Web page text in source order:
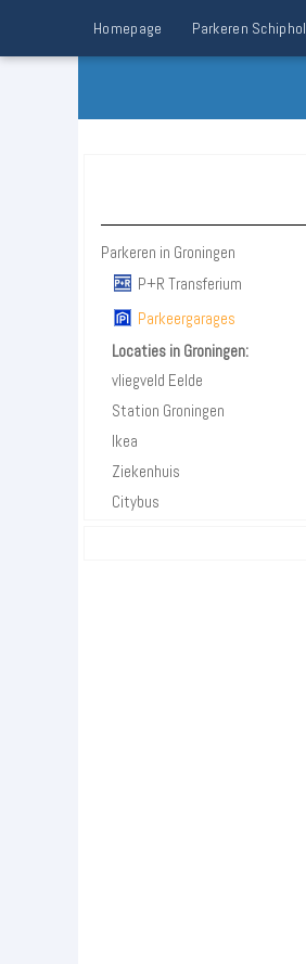
Homepage Parkeren Schiphol
Parkeren in Groningen
P+R Transferium
Parkeergarages
Locaties in Groningen:
vliegveld Eelde
Station Groningen
Ikea
Ziekenhuis
Citybus